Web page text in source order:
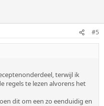
#5
terwijl ik
regels te lezen alvorens het
dit om een zo eenduidig en